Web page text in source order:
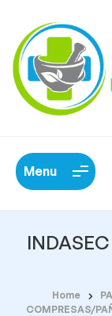
Menu
Home
COMPRESAS/